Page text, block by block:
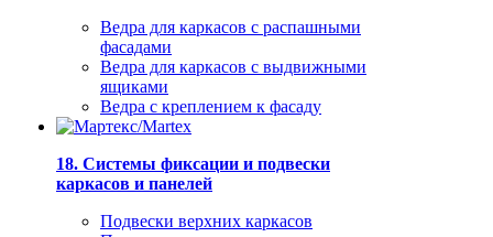
Ведра для каркасов с распашными
фасадами
Ведра для каркасов с выдвижными
ящиками
Ведра с креплением к фасаду
18. Системы фиксации и подвески
каркасов и панелей
Подвески верхних каркасов